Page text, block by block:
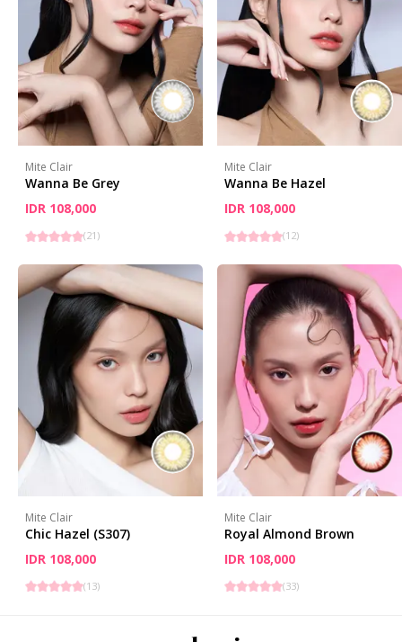
Mite Clair
Wanna Be Grey
IDR 108,000
(21 )
Mite Clair
Wanna Be Hazel
IDR 108,000
(12)
Mite Clair
Chic Hazel (S307)
IDR 108,000
(13)
Mite Clair
Royal Almond Brown
IDR 108,000
(33)